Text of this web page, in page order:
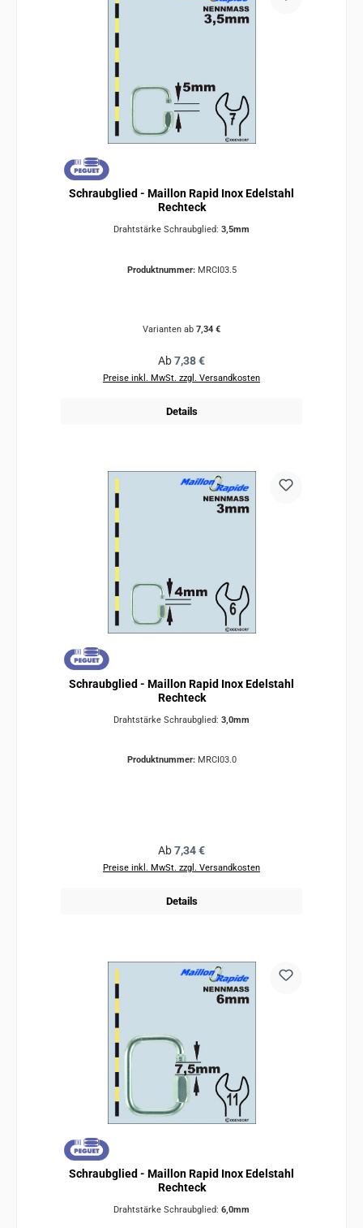
Schraubglied - Maillon Rapid Inox Edelstahl
Rechteck
Drahtstärke Schraubglied: 3,5mm
Produktnummer: MRCI03.5
Varianten ab 7,34 €
Regulärer Preis:
Ab7,38 €
Preise inkl. MwSt. zzgl. Versandkosten
Details
Schraubglied - Maillon Rapid Inox Edelstahl
Rechteck
Drahtstärke Schraubglied: 3,0mm
Produktnummer: MRCI03.0
Regulärer Preis:
Ab7,34 €
Preise inkl. MwSt. zzgl. Versandkosten
Details
Schraubglied - Maillon Rapid Inox Edelstahl
Rechteck
Drahtstärke Schraubglied: 6,0mm